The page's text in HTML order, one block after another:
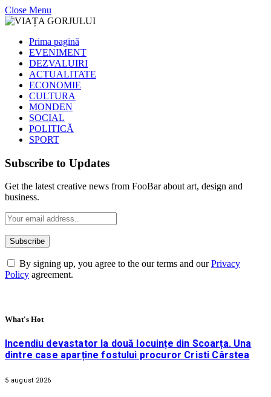
Close Menu
Prima pagină
EVENIMENT
DEZVALUIRI
ACTUALITATE
ECONOMIE
CULTURA
MONDEN
SOCIAL
POLITICĂ
SPORT
Subscribe to Updates
Get the latest creative news from FooBar about art, design and
business.
By signing up, you agree to the our terms and ourPrivacy
Policy agreement.
What's Hot
Incendiu devastator la două locuințe din Scoarța. Una
dintre case aparține fostului procuror Cristi Cârstea
5 august 2026